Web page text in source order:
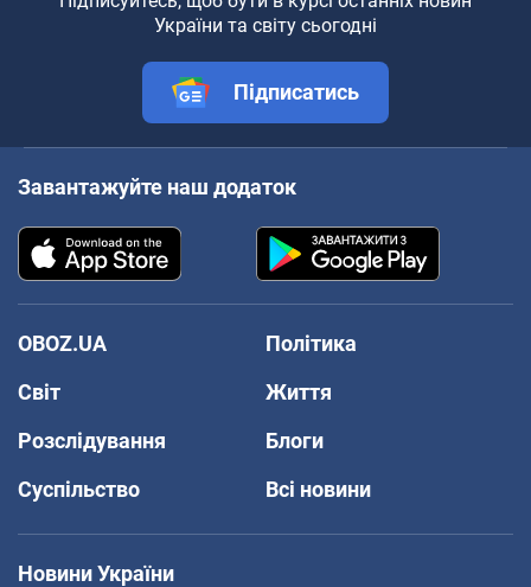
України та світу сьогодні
Підписатись
Завантажуйте наш додаток
OBOZ.UA
Політика
Світ
Життя
Розслідування
Блоги
Суспільство
Всі новини
Новини України